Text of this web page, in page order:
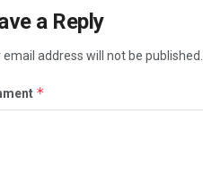
a Reply
email address will not be published.
*